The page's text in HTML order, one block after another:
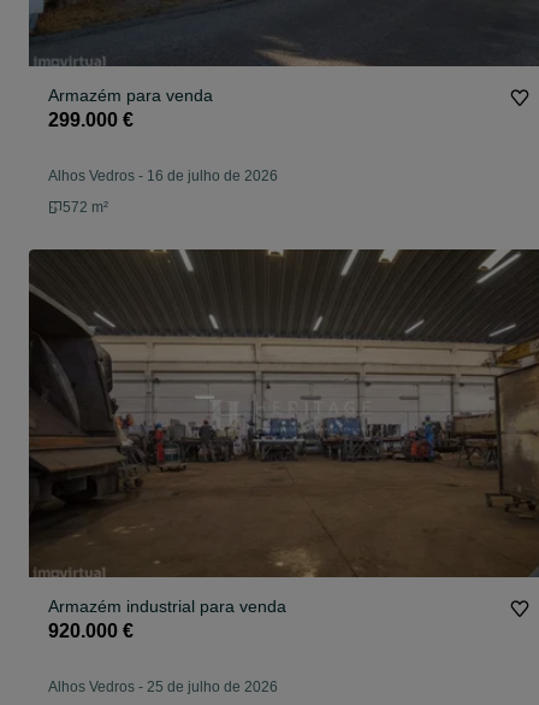
Armazém para venda
299.000 €
Alhos Vedros - 16 de julho de 2026
572 m²
Armazém industrial para venda
920.000 €
Alhos Vedros - 25 de julho de 2026